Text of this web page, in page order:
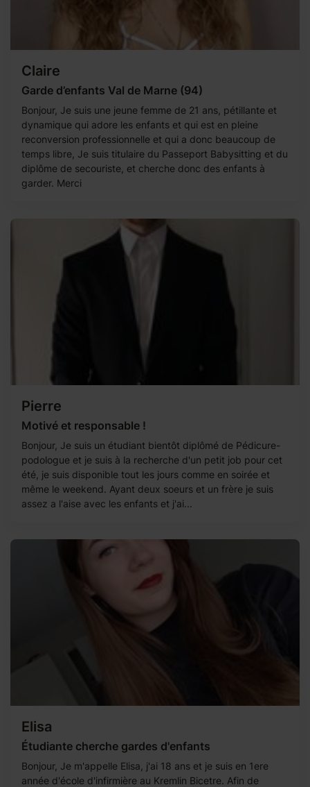
Claire
Garde d’enfants Val de Marne (94)
Bonjour, Je suis une jeune femme de 21 ans, pétillante et
dynamique qui adore les enfants et qui est en pleine
reconversion professionnelle et qui a donc beaucoup de
temps libre, Je suis titulaire du Passeport Babysitting et du
diplôme de secouriste, et cherche donc des enfants à
garder. Merci
Pierre
Motivé et responsable !
Bonjour, Je suis un étudiant bientôt diplômé de Pédicure-
podologue et je suis à la recherche d'un petit job pour cet
été, je suis disponible tout les jours comme en soirée et
même le weekend. Ayant deux soeurs et un frère je suis
assez a l'aise avec les enfants et j'ai...
Elisa
Étudiante cherche gardes d'enfants
Bonjour, Je m'appelle Elisa, j'ai 18 ans et je suis en 1ere
année d'école d'infirmière au Kremlin Bicetre. Afin de